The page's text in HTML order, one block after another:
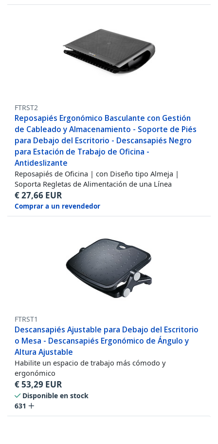
FTRST2
Reposapiés Ergonómico Basculante con Gestión
de Cableado y Almacenamiento - Soporte de Piés
para Debajo del Escritorio - Descansapiés Negro
para Estación de Trabajo de Oficina -
Antideslizante
Reposapiés de Oficina | con Diseño tipo Almeja |
Soporta Regletas de Alimentación de una Línea
€27,66 EUR
Comprar a un revendedor
FTRST1
Descansapiés Ajustable para Debajo del Escritorio
o Mesa - Descansapiés Ergonómico de Ángulo y
Altura Ajustable
Habilite un espacio de trabajo más cómodo y
ergonómico
€53,29 EUR
Disponible en stock
631